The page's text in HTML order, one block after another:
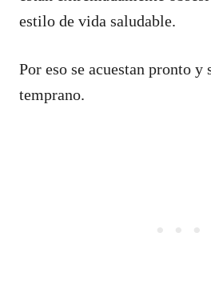
estilo de vida saludable.
Por eso se acuestan pronto y
temprano.